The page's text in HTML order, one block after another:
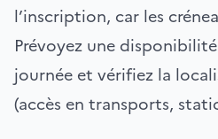
l’inscription, car les
Prévoyez une
journée et vérifiez la
(accès en transports,